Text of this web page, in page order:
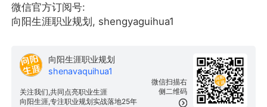
微信官方订阅号:
向阳生涯职业规划, shengyaguihua1
微信扫描右
侧二维码
向阳生涯职业规划
shenavaquihua1
关注我们,共同点亮职业生涯
向阳生涯,专注职业规划实战落地25年